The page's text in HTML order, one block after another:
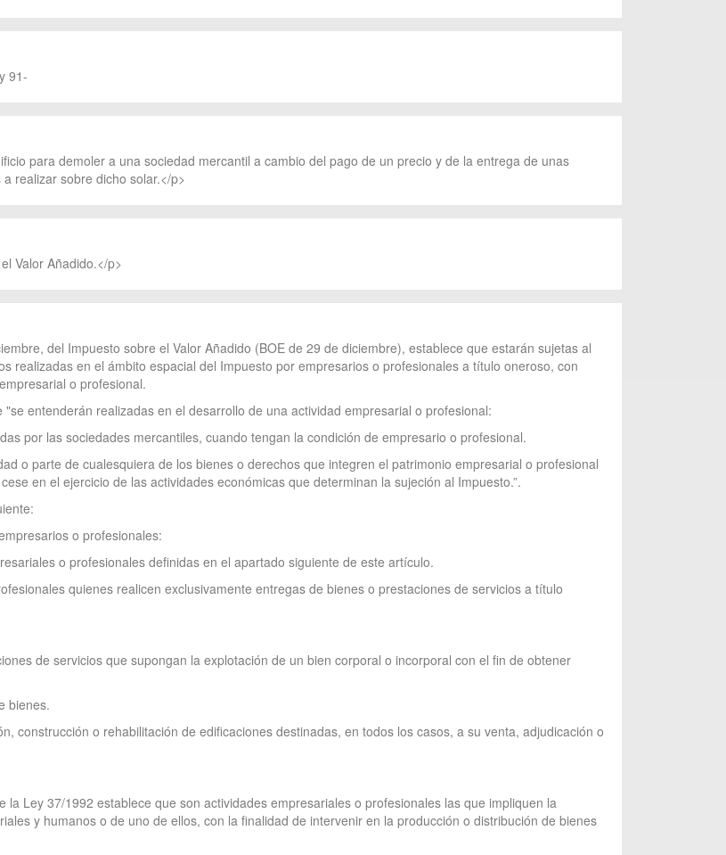
91-
para demoler a una sociedad mercantil a cambio del pago de un precio y de la entrega de unas
realizar sobre dicho solar.</p>
Valor Añadido.</p>
del Impuesto sobre el Valor Añadido (BOE de 29 de diciembre), establece que estarán sujetas al
realizadas en el ámbito espacial del Impuesto por empresarios o profesionales a título oneroso, con
o profesional.
entenderán realizadas en el desarrollo de una actividad empresarial o profesional:
por las sociedades mercantiles, cuando tengan la condición de empresario o profesional.
o parte de cualesquiera de los bienes o derechos que integren el patrimonio empresarial o profesional
en el ejercicio de las actividades económicas que determinan la sujeción al Impuesto.”.
o profesionales:
o profesionales definidas en el apartado siguiente de este artículo.
quienes realicen exclusivamente entregas de bienes o prestaciones de servicios a título
de servicios que supongan la explotación de un bien corporal o incorporal con el fin de obtener
bienes.
construcción o rehabilitación de edificaciones destinadas, en todos los casos, a su venta, adjudicación o
Ley 37/1992 establece que son actividades empresariales o profesionales las que impliquen la
y humanos o de uno de ellos, con la finalidad de intervenir en la producción o distribución de bienes